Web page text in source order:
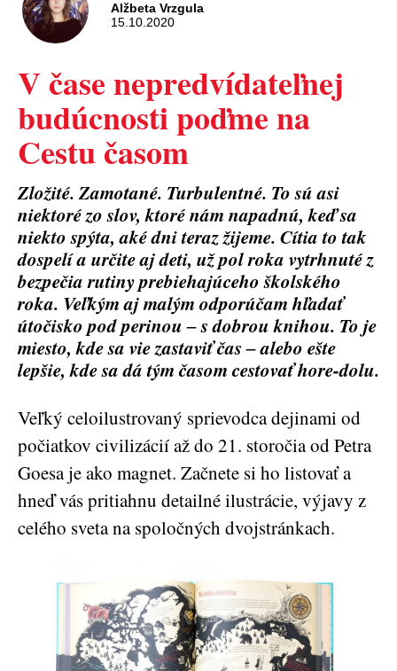
Alžbeta Vrzgula
15.10.2020
V čase nepredvídateľnej
budúcnosti poďme na
Cestu časom
Zložité. Zamotané. Turbulentné. To sú asi
niektoré zo slov, ktoré nám napadnú, keď sa
niekto spýta, aké dni teraz žijeme. Cítia to tak
dospelí a určite aj deti, už pol roka vytrhnuté z
bezpečia rutiny prebiehajúceho školského
roka. Veľkým aj malým odporúčam hľadať
útočisko pod perinou ‒ s dobrou knihou. To je
miesto, kde sa vie zastaviť čas ‒ alebo ešte
lepšie, kde sa dá tým časom cestovať hore-dolu.
Veľký celoilustrovaný sprievodca dejinami od
počiatkov civilizácií až do 21. storočia od Petra
Goesa je ako magnet. Začnete si ho listovať a
hneď vás pritiahnu detailné ilustrácie, výjavy z
celého sveta na spoločných dvojstránkach.